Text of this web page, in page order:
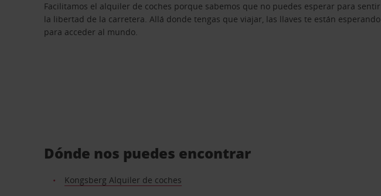
Facilitamos el alquiler de coches porque sabemos que no puedes esperar para sentir
la libertad de la carretera. Allá donde tengas que viajar, las llaves te están esperando
para acceder al mundo.
Dónde nos puedes encontrar
Kongsberg Alquiler de coches